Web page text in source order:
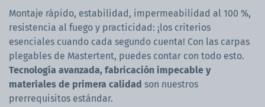
Montaje rápido, estabilidad, impermeabilidad al 100 %,
resistencia al fuego y practicidad: ¡los criterios
esenciales cuando cada segundo cuenta! Con las carpas
plegables de Mastertent, puedes contar con todo esto.
Tecnología avanzada, fabricación impecable y
materiales de primera calidad son nuestros
prerrequisitos estándar.